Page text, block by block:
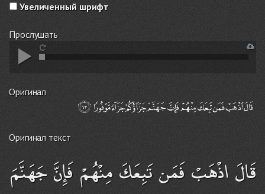
Увеличенный шрифт
Прослушать
Оригинал
Оригинал текст
قَالَ اذْهَبْ فَمَن تَبِعَكَ مِنْهُمْ فَإِنَّ جَهَنَّمَ